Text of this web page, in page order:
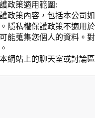
政策適用範圍:
政策內容，包括本公司
隱私權保護政策不適用
能蒐集您個人的資料。
網站上的聊天室或討論
網站提供您最佳的互動性
覽時，伺服器會自行記錄